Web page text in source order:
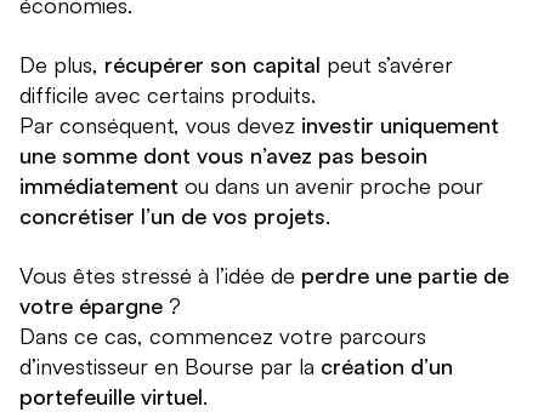
De plus, récupérer son capital peut s’avérer
difficile avec certains produits.
Par conséquent, vous devez investir uniquement
une somme dont vous n’avez pas besoin
immédiatement ou dans un avenir proche pour
concrétiser l’un de vos projets.
Vous êtes stressé à l’idée de perdre une partie de
votre épargne ?
Dans ce cas, commencez votre parcours
d’investisseur en Bourse par la création d’un
portefeuille virtuel.